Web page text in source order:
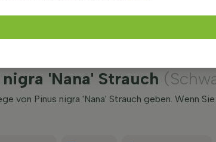
'Nana' Strauch
von Pinus nigra 'Nana' Strauch geben. Wenn